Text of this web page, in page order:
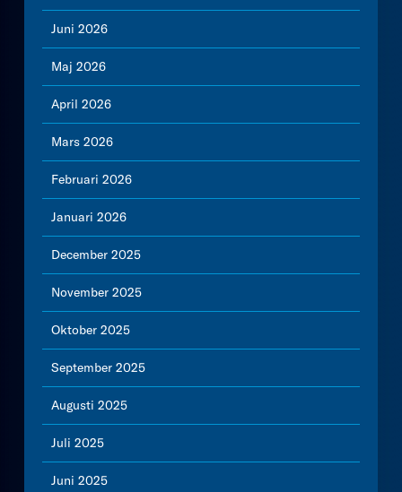
Juni 2026
Maj 2026
April 2026
Mars 2026
Februari 2026
Januari 2026
December 2025
November 2025
Oktober 2025
September 2025
Augusti 2025
Juli 2025
Juni 2025